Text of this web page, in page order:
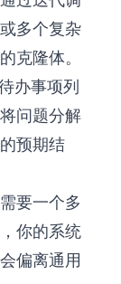
多个复杂
克隆体。
办事项列
问题分解
预期结
要一个多
你的系统
偏离通用